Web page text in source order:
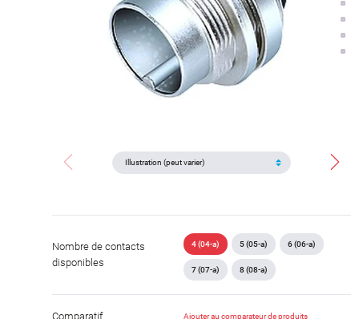
Nombre de contacts
disponibles
4 (04-a) 5 (05-a) 6 (06-a)
7 (07-a) 8 (08-a)
Comparatif Ajouter au comparateur de produits